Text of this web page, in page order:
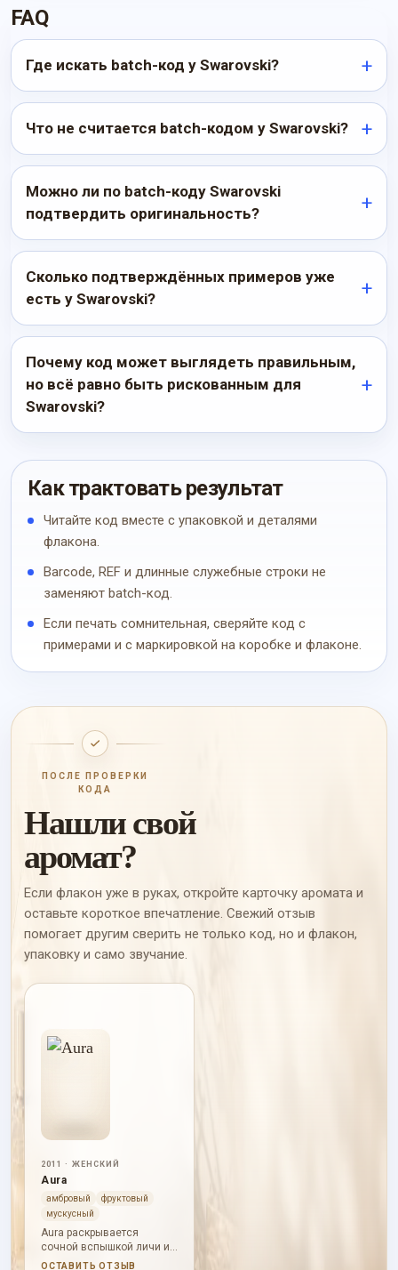
FAQ
Где искать batch-код у Swarovski?
Что не считается batch-кодом у Swarovski?
Можно ли по batch-коду Swarovski
подтвердить оригинальность?
Сколько подтверждённых примеров уже
есть у Swarovski?
Почему код может выглядеть правильным,
но всё равно быть рискованным для
Swarovski?
Как трактовать результат
Читайте код вместе с упаковкой и деталями
флакона.
Barcode, REF и длинные служебные строки не
заменяют batch-код.
Если печать сомнительная, сверяйте код с
примерами и с маркировкой на коробке и флаконе.
ПОСЛЕ ПРОВЕРКИ
КОДА
Нашли свой
аромат?
Если флакон уже в руках, откройте карточку аромата и
оставьте короткое впечатление. Свежий отзыв
помогает другим сверить не только код, но и флакон,
упаковку и само звучание.
2011 · ЖЕНСКИЙ
Aura
амбровый
фруктовый
мускусный
Aura раскрывается
сочной вспышкой личи и
розы, затем становится
ОСТАВИТЬ ОТЗЫВ